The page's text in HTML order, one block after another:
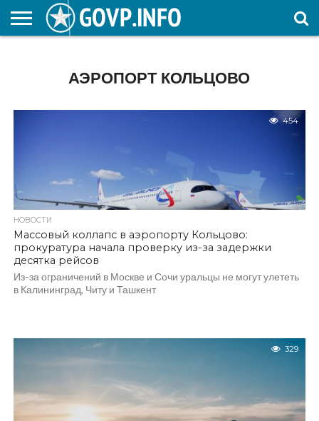
ОБРАЗОВАНИЕАЭРОПОРТ КОЛЬЦОВО
454
НОВОСТИ
Массовый коллапс в аэропорту Кольцово:
прокуратура начала проверку из-за задержки
десятка рейсов
Из-за ограничений в Москве и Сочи уральцы не могут улететь
в Калининград, Читу и Ташкент
329